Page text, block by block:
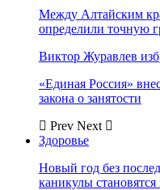
Между Алтайским
определили точную
Виктор Журавлев
«Единая Россия»
закона о занятости
Prev Next
Здоровье
Новый год без
каникулы